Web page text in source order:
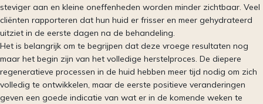
steviger aan en kleine oneffenheden worden minder zichtbaar. Veel
cliënten rapporteren dat hun huid er frisser en meer gehydrateerd
uitziet in de eerste dagen na de behandeling.
Het is belangrijk om te begrijpen dat deze vroege resultaten nog
maar het begin zijn van het volledige herstelproces. De diepere
regeneratieve processen in de huid hebben meer tijd nodig om zich
volledig te ontwikkelen, maar de eerste positieve veranderingen
geven een goede indicatie van wat er in de komende weken te